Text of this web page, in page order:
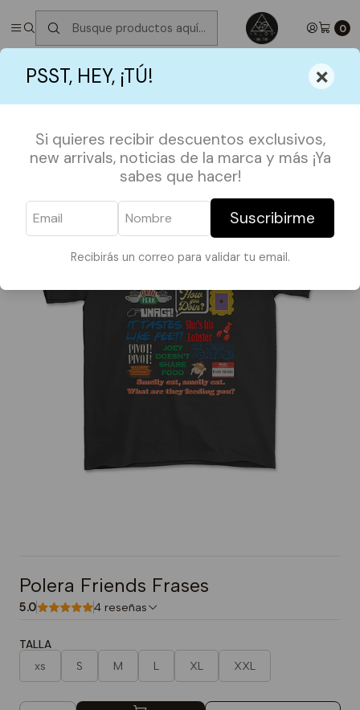
PSST, HEY, ¡TÚ! ×
Si quieres recibir descuentos exclusivos,
new arrivals, noticias de la marca y más ¡Ya
sabes que hacer!
Suscribirme
Recibirás un correo para validar tu email.
0
✮ ⋆ ˚｡𖦹 ⋆｡°✩Próximos Despachos jueves 6 de Agosto
°✩
SERIES Y PELIS Polera Friends Frases
Polera Friends Frases
5.0 4 reseñas
TALLA
xs S M L XL XXL